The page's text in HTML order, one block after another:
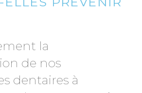
la
de nos
dentaires à